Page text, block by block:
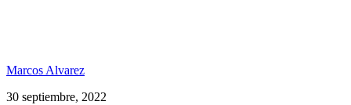
Marcos Alvarez
30 septiembre, 2022